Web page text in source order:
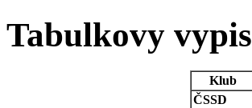
Tabulkovy vypis
Klub
ČSSD